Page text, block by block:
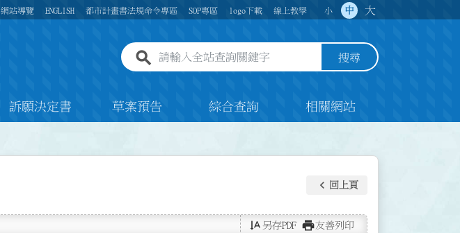
網站導覽 ENGLISH 都市計畫書法規命令專區 SOP專區 logo下載 線上教學 小 中 大
全站查詢關鍵字欄位 搜尋
訴願決定書 草案預告 綜合查詢 相關網站
keyboard_arrow_left 回上頁
text_rotate_vertical 另存PDF print友善列印